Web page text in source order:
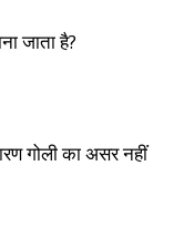
जाता है?
गोली का असर नहीं